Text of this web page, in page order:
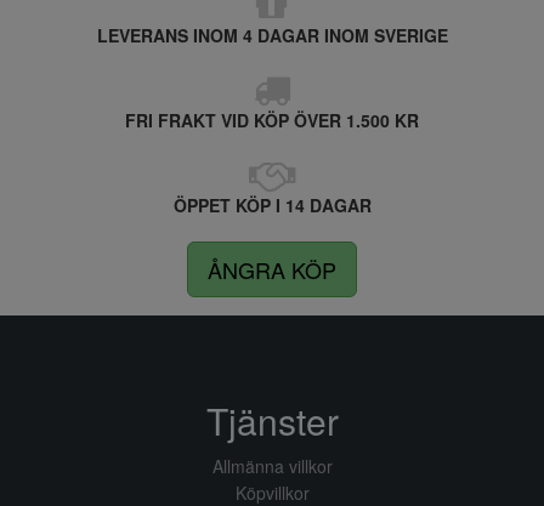
LEVERANS INOM 4 DAGAR INOM SVERIGE
FRI FRAKT VID KÖP ÖVER 1.500 KR
ÖPPET KÖP I 14 DAGAR
ÅNGRA KÖP
Tjänster
Allmänna villkor
Köpvillkor